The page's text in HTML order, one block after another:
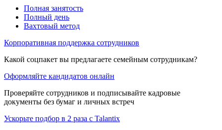
Полная занятость
Полный день
Вахтовый метод
Корпоративная поддержка сотрудников
Какой соцпакет вы предлагаете семейным сотрудникам?
Оформляйте кандидатов онлайн
Проверяйте сотрудников и подписывайте кадровые
документы без бумаг и личных встреч
Ускорьте подбор в 2 раза с Talantix